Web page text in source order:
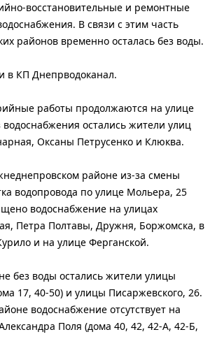
восстановительные и ремонтные
В связи с этим часть
районов временно осталась без воды.
в КП Днепрводоканал.
работы продолжаются на улице
остались жители улиц
Оксаны Петрусенко и Клюква.
районе из-за смены
водопровода по улице Мольера, 25
водоснабжение на улицах
Петра Полтавы, Дружня, Боржомска, в
и на улице Ферганской.
без воды остались жители улицы
17, 40-50) и улицы Писаржевского, 26.
водоснабжение отсутствует на
Поля (дома 40, 42, 42-А, 42-Б,